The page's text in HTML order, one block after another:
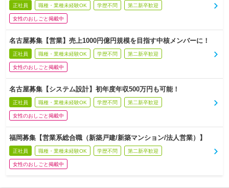
正社員 職種・業種未経験OK 学歴不問 第二新卒歓迎
女性のおしごと掲載中
名古屋募集【営業】売上1000円億円規模を目指す中核メンバーに！
正社員 職種・業種未経験OK 学歴不問 第二新卒歓迎
女性のおしごと掲載中
名古屋募集【システム設計】初年度年収500万円も可能！
正社員 職種・業種未経験OK 学歴不問 第二新卒歓迎
女性のおしごと掲載中
福岡募集【営業系総合職（新築戸建/新築マンション/法人営業）】
正社員 職種・業種未経験OK 学歴不問 第二新卒歓迎
女性のおしごと掲載中